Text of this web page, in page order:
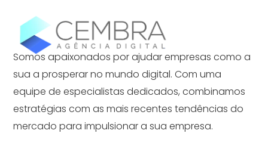
Somos apaixonados por ajudar empresas como a
sua a prosperar no mundo digital. Com uma
equipe de especialistas dedicados, combinamos
estratégias com as mais recentes tendências do
mercado para impulsionar a sua empresa.